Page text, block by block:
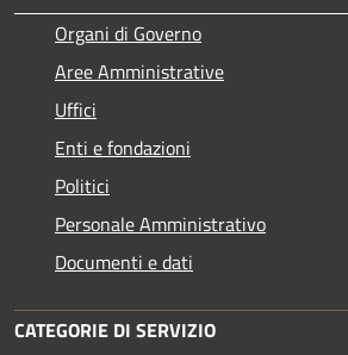
Organi di Governo
Aree Amministrative
Uffici
Enti e fondazioni
Politici
Personale Amministrativo
Documenti e dati
CATEGORIE DI SERVIZIO